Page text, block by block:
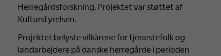
Herregårdsforskning. Projektet var støttet af
Kulturstyrelsen.
Projektet belyste vilkårene for tjenestefolk og
landarbejdere på danske herregårde i perioden